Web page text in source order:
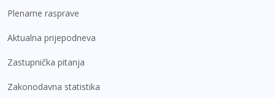
Plenarne rasprave
Aktualna prijepodneva
Zastupnička pitanja
Zakonodavna statistika